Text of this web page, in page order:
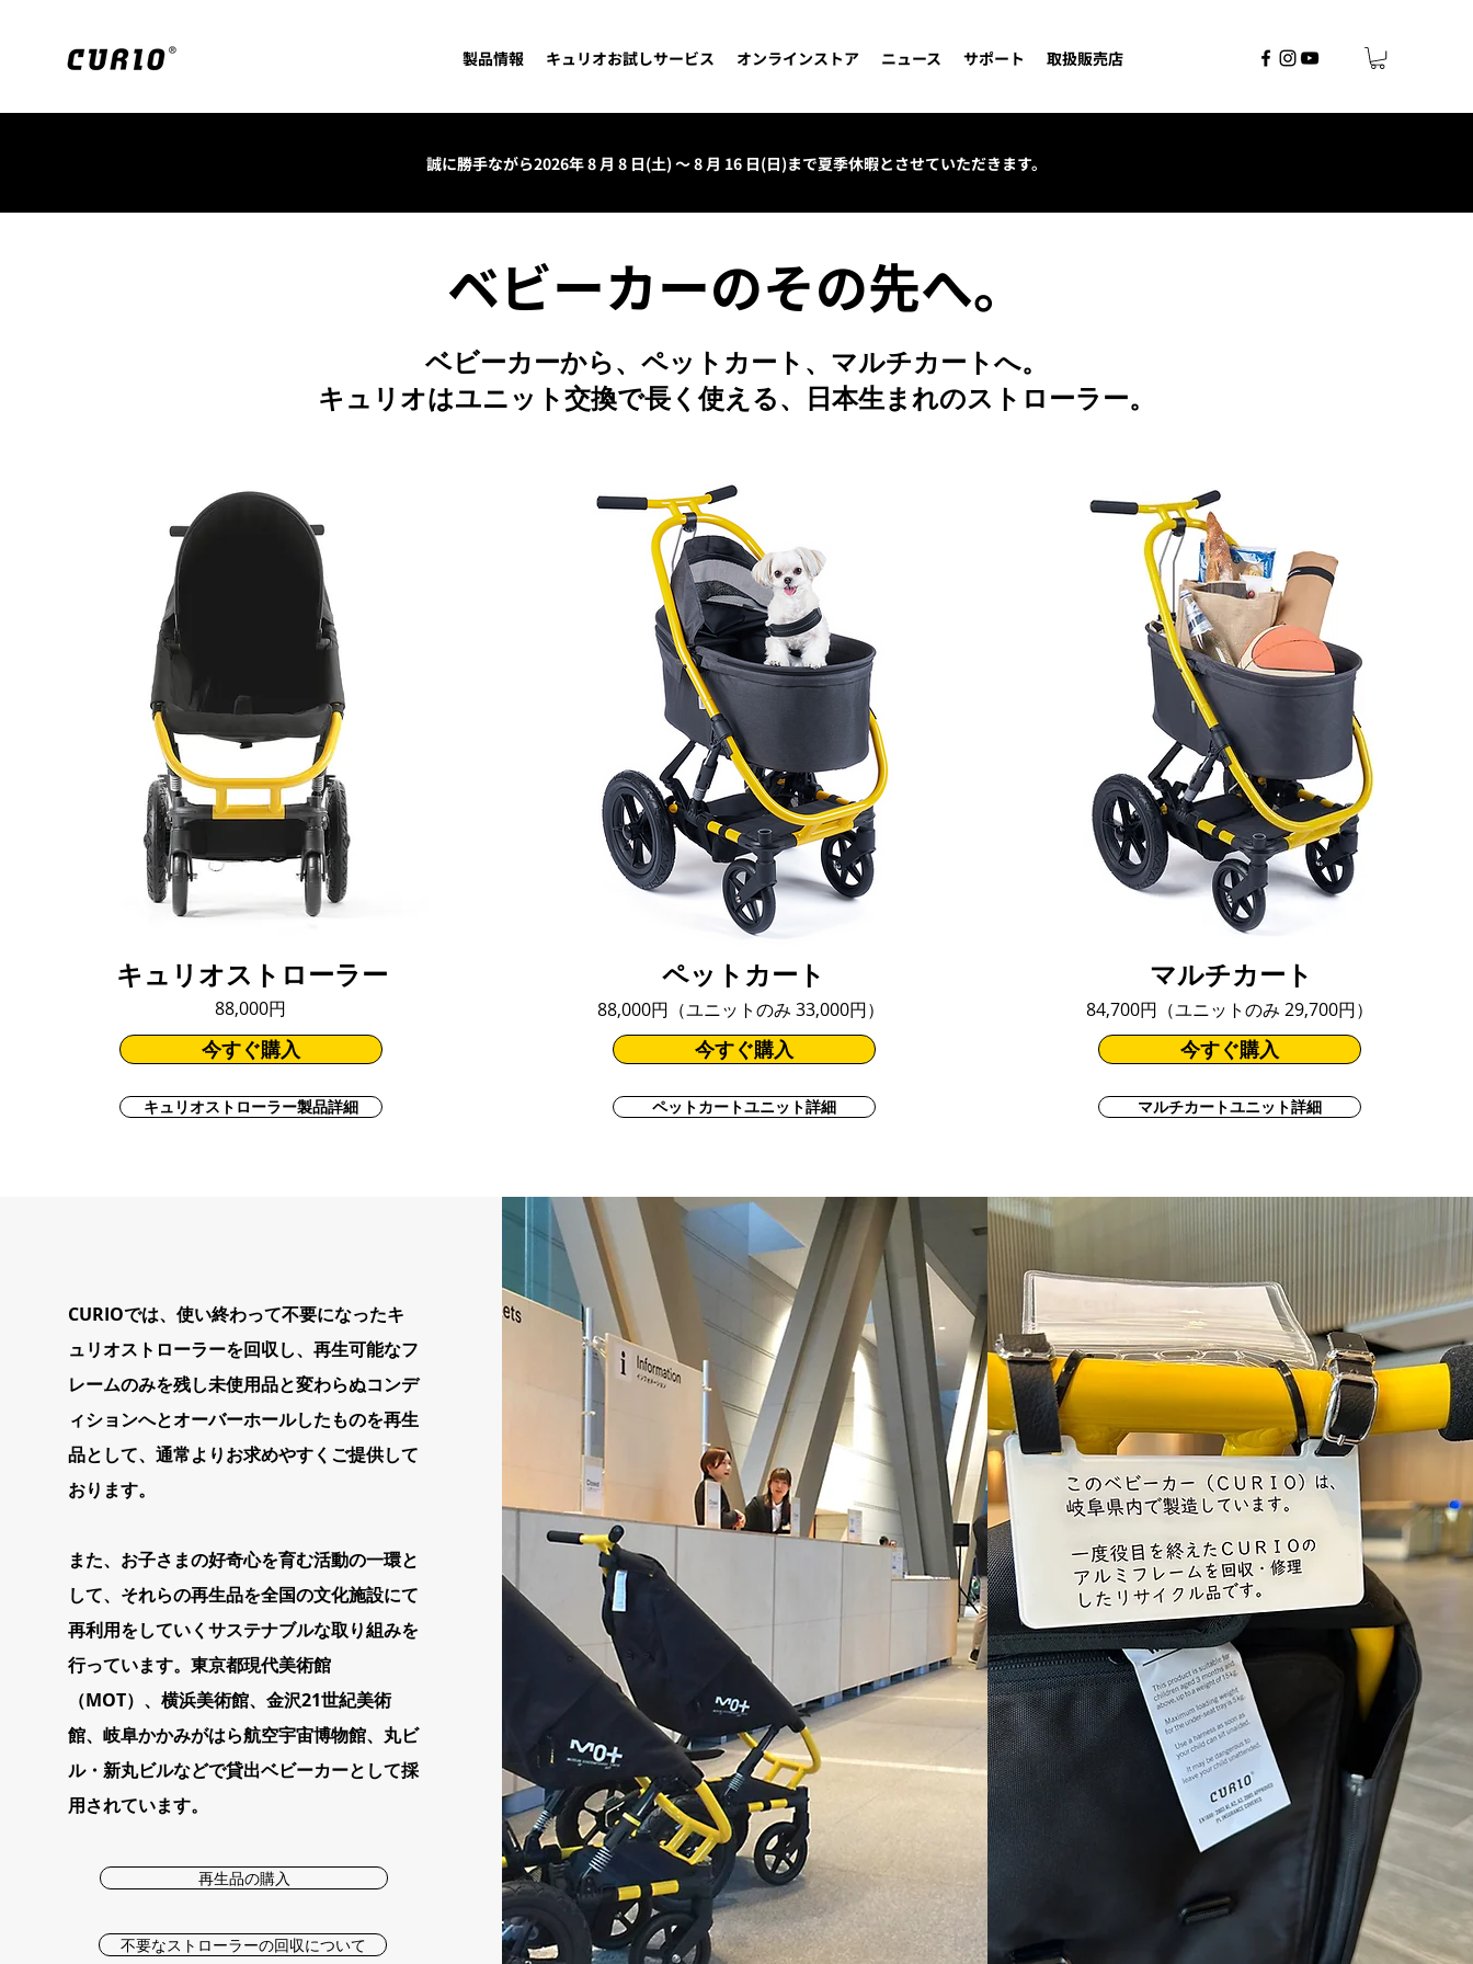
製品情報 キュリオお試しサービス オンラインストア ニュース サポート 取扱販売店
誠に勝手ながら2026年 8 月 8 日(土) ～ 8 月 16 日(日)まで夏季休暇とさせていただきます。
ベビーカーのその先へ。
ベビーカーから、ペットカート、マルチカートへ。
キュリオはユニット交換で長く使える、日本生まれのストローラー。
88,000円
キュリオストローラー
今すぐ購入
キュリオストローラー製品詳細
ペットカート
88,000円（ユニットのみ 33,000円）
今すぐ購入
ペットカートユニット詳細
84,700円（ユニットのみ 29,700円）
マルチカート
今すぐ購入
マルチカートユニット詳細
CURIOでは、使い終わって不要になったキ
ュリオストローラーを回収し、再生可能なフ
レームのみを残し未使用品と変わらぬコンデ
ィションへとオーバーホールしたものを再生
品として、通常よりお求めやすくご提供して
おります。
また、お子さまの好奇心を育む活動の一環と
して、それらの再生品を全国の文化施設にて
再利用をしていくサステナブルな取り組みを
行っています。東京都現代美術館
（MOT）、横浜美術館、金沢21世紀美術
館、岐阜かかみがはら航空宇宙博物館、丸ビ
ル・新丸ビルなどで貸出ベビーカーとして採
用されています。
再生品の購入
不要なストローラーの回収について